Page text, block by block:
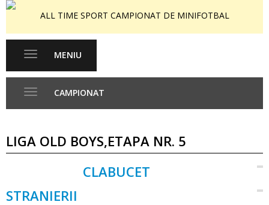
ALL TIME SPORT CAMPIONAT DE MINIFOTBAL
Toggle
MENIU
CAMPIONAT
LIGA OLD BOYS,ETAPA NR. 5
CLABUCET
STRANIERII